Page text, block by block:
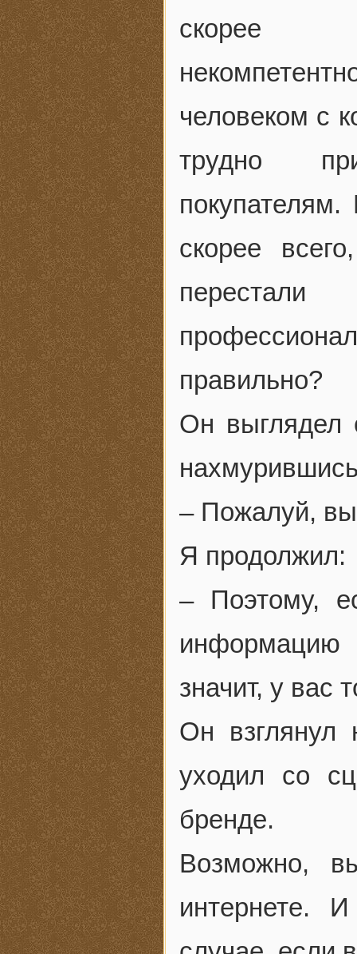
скорее
человеком с
трудно
скорее
правильно?
Он выглядел
– Пожалуй,
Я продолжил:
– Поэтому,
информацию
значит, у вас
Он
уходил со
бренде.
Возможно,
интернете.